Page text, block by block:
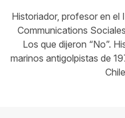
Historiador, profesor en el
Communications
Los que dijeron “No”.
marinos antigolpistas de